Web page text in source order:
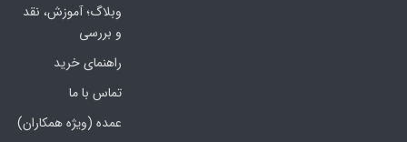
وبلاگ؛ آموزش، نقد
و بررسی
راهنمای خرید
تماس با ما
عمده (ویژه همکاران)